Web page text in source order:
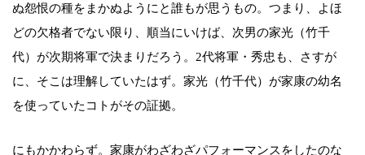
ぬ怨恨の種をまかぬようにと誰もが思うもの。つまり、よほ
どの欠格者でない限り、順当にいけば、次男の家光（竹千
代）が次期将軍で決まりだろう。2代将軍・秀忠も、さすが
に、そこは理解していたはず。家光（竹千代）が家康の幼名
を使っていたコトがその証拠。
にもかかわらず。家康がわざわざパフォーマンスをしたのな